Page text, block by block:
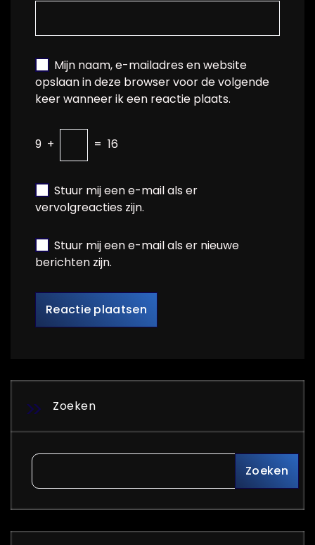
Mijn naam, e-mailadres en website
opslaan in deze browser voor de volgende
keer wanneer ik een reactie plaats.
9 + = 16
Stuur mij een e-mail als er
vervolgreacties zijn.
Stuur mij een e-mail als er nieuwe
berichten zijn.
Zoeken
Zoeken